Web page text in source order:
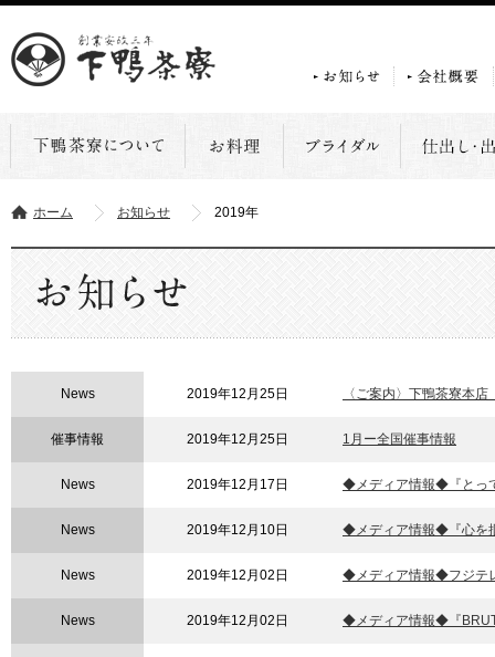
ホーム お知らせ 2019年
News 2019年12月25日 〈ご案内〉下鴨茶寮本
催事情報 2019年12月25日 1月ー全国催事情報
News 2019年12月17日 ◆メディア情報◆『とっ
News 2019年12月10日 ◆メディア情報◆『心を
News 2019年12月02日 ◆メディア情報◆フジテ
News 2019年12月02日 ◆メディア情報◆『